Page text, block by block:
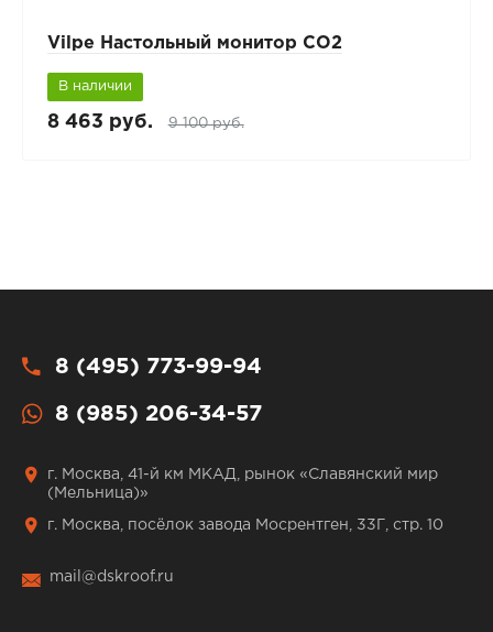
Vilpe Настольный монитор СО2
В наличии
8 463 руб. 9 100 руб.
8 (495) 773-99-94
8 (985) 206-34-57
г. Москва, 41-й км МКАД, рынок «Славянский мир
(Мельница)»
г. Москва, посёлок завода Мосрентген, 33Г, стр. 10
mail@dskroof.ru